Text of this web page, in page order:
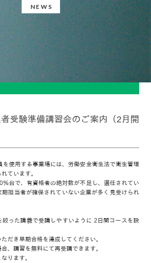
NEWS
受験準備講習会のご案内（2月開
を使用する事業場には、労働安全衛生法で衛生管理
ています。
％台で、有資格者の絶対数が不足し、選任されてい
期担当者が確保されていない企業が多く見受けられ
絞った講義で受講しやすいように 2日間コースを設
だき早期合格を達成してください。
、講習を無料にて再受講できます。
ります。